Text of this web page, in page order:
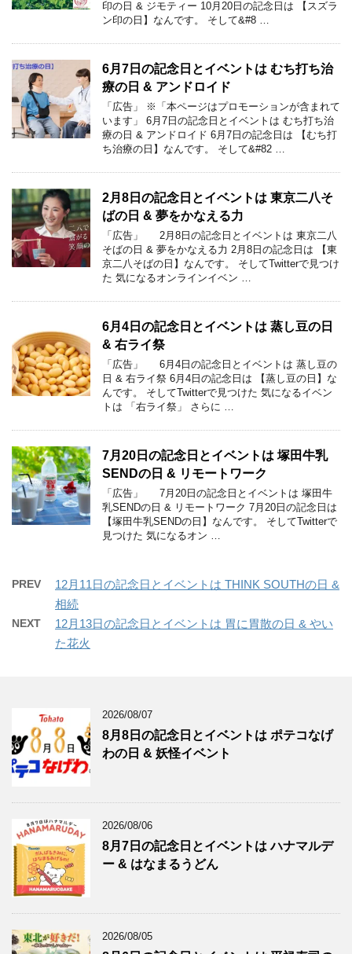
印の日 & ジモティー 10月20日の記念日は 【スズラ
ン印の日】なんです。 そして&#8 …
6月7日の記念日とイベントは むち打ち治
療の日 & アンドロイド
「広告」 ※「本ページはプロモーションが含まれて
います」 6月7日の記念日とイベントは むち打ち治
療の日 & アンドロイド 6月7日の記念日は 【むち打
ち治療の日】なんです。 そして&#82 …
2月8日の記念日とイベントは 東京二八そ
ばの日 & 夢をかなえる力
「広告」 2月8日の記念日とイベントは 東京二八
そばの日 & 夢をかなえる力 2月8日の記念日は 【東
京二八そばの日】なんです。 そしてTwitterで見つけ
た 気になるオンラインイベン …
6月4日の記念日とイベントは 蒸し豆の日
& 右ライ祭
「広告」 6月4日の記念日とイベントは 蒸し豆の
日 & 右ライ祭 6月4日の記念日は 【蒸し豆の日】な
んです。 そしてTwitterで見つけた 気になるイベン
トは 「右ライ祭」 さらに …
7月20日の記念日とイベントは 塚田牛乳
SENDの日 & リモートワーク
「広告」 7月20日の記念日とイベントは 塚田牛
乳SENDの日 & リモートワーク 7月20日の記念日は
【塚田牛乳SENDの日】なんです。 そしてTwitterで
見つけた 気になるオン …
PREV
12月11日の記念日とイベントは THINK SOUTHの日 &
相続
NEXT
12月13日の記念日とイベントは 胃に胃散の日 & やい
た花火
2026/08/07
8月8日の記念日とイベントは ポテコなげ
わの日 & 妖怪イベント
2026/08/06
8月7日の記念日とイベントは ハナマルデ
ー & はなまるうどん
2026/08/05